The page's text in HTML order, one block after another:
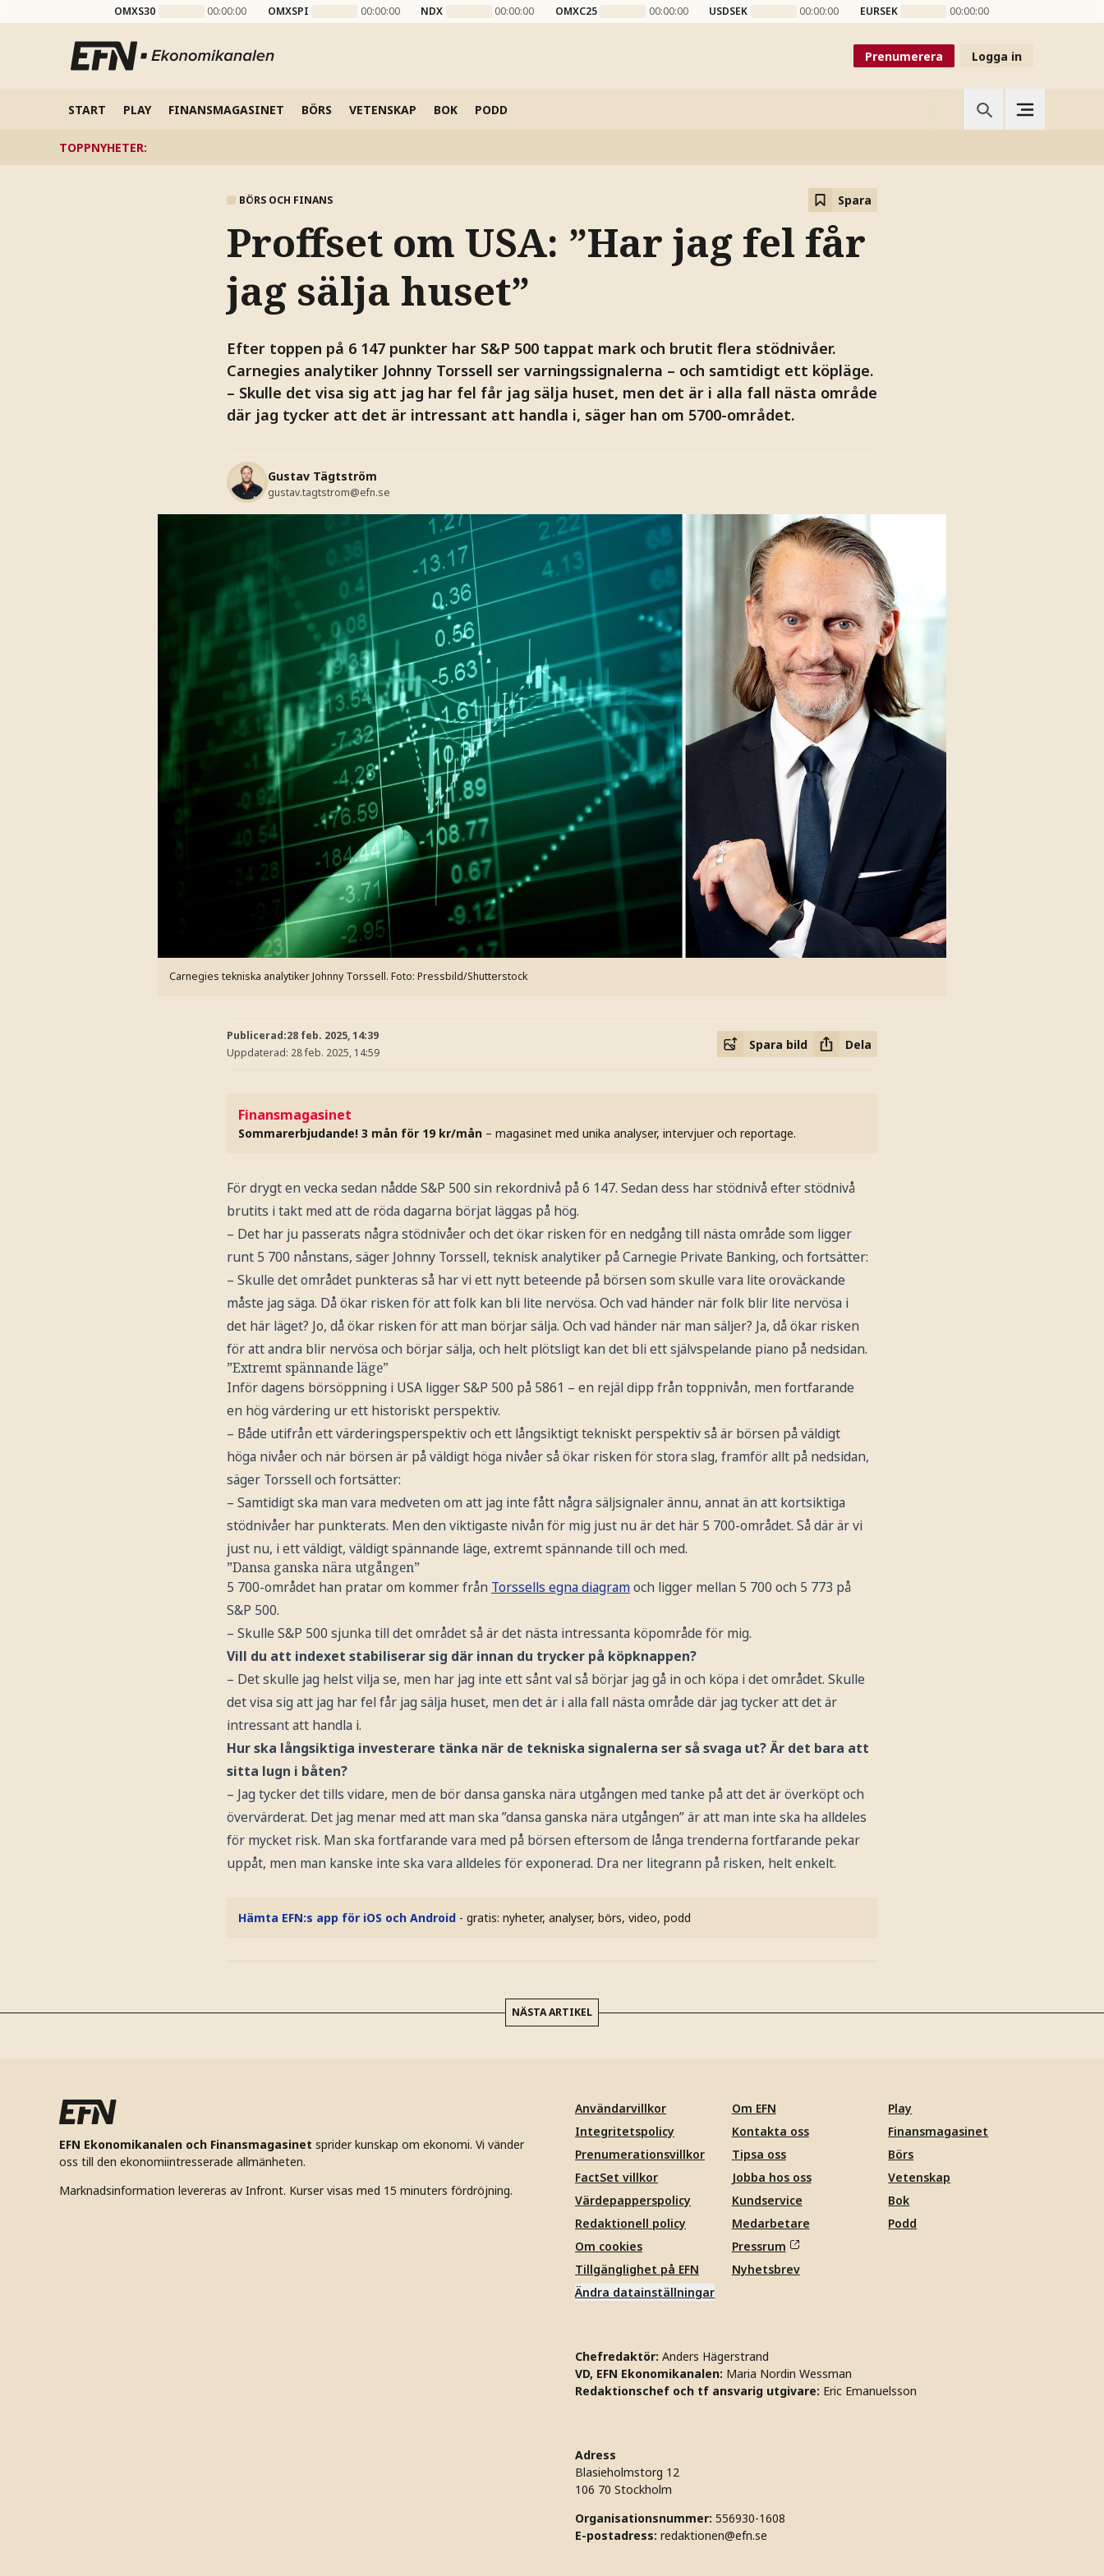
OMXS30 00:00:00 OMXSPI 00:00:00 NDX 00:00:00 OMXC25 00:00:00 USDSEK 00:00:00 EURSEK 00:00:00
Prenumerera Logga in
START PLAY FINANSMAGASINET BÖRS VETENSKAP BOK PODD
TOPPNYHETER:
BÖRS OCH FINANS Spara
Proffset om USA: ”Har jag fel får
jag sälja huset”
Efter toppen på 6 147 punkter har S&P 500 tappat mark och brutit flera stödnivåer.
Carnegies analytiker Johnny Torssell ser varningssignalerna – och samtidigt ett köpläge.
– Skulle det visa sig att jag har fel får jag sälja huset, men det är i alla fall nästa område
där jag tycker att det är intressant att handla i, säger han om 5700-området.
Gustav Tägtström
gustav.tagtstrom@efn.se
Carnegies tekniska analytiker Johnny Torssell. Foto: Pressbild/Shutterstock
Publicerad:28 feb. 2025, 14:39
Uppdaterad: 28 feb. 2025, 14:59
Spara bild Dela
Finansmagasinet
Sommarerbjudande! 3 mån för 19 kr/mån – magasinet med unika analyser, intervjuer och reportage.
För drygt en vecka sedan nådde S&P 500 sin rekordnivå på 6 147. Sedan dess har stödnivå efter stödnivå
brutits i takt med att de röda dagarna börjat läggas på hög.
– Det har ju passerats några stödnivåer och det ökar risken för en nedgång till nästa område som ligger
runt 5 700 nånstans, säger Johnny Torssell, teknisk analytiker på Carnegie Private Banking, och fortsätter:
– Skulle det området punkteras så har vi ett nytt beteende på börsen som skulle vara lite oroväckande
måste jag säga. Då ökar risken för att folk kan bli lite nervösa. Och vad händer när folk blir lite nervösa i
det här läget? Jo, då ökar risken för att man börjar sälja. Och vad händer när man säljer? Ja, då ökar risken
för att andra blir nervösa och börjar sälja, och helt plötsligt kan det bli ett självspelande piano på nedsidan.
”Extremt spännande läge”
Inför dagens börsöppning i USA ligger S&P 500 på 5861 – en rejäl dipp från toppnivån, men fortfarande
en hög värdering ur ett historiskt perspektiv.
– Både utifrån ett värderingsperspektiv och ett långsiktigt tekniskt perspektiv så är börsen på väldigt
höga nivåer och när börsen är på väldigt höga nivåer så ökar risken för stora slag, framför allt på nedsidan,
säger Torssell och fortsätter:
– Samtidigt ska man vara medveten om att jag inte fått några säljsignaler ännu, annat än att kortsiktiga
stödnivåer har punkterats. Men den viktigaste nivån för mig just nu är det här 5 700-området. Så där är vi
just nu, i ett väldigt, väldigt spännande läge, extremt spännande till och med.
”Dansa ganska nära utgången”
5 700-området han pratar om kommer från Torssells egna diagramoch ligger mellan 5 700 och 5 773 på
S&P 500.
– Skulle S&P 500 sjunka till det området så är det nästa intressanta köpområde för mig.
Vill du att indexet stabiliserar sig där innan du trycker på köpknappen?
– Det skulle jag helst vilja se, men har jag inte ett sånt val så börjar jag gå in och köpa i det området. Skulle
det visa sig att jag har fel får jag sälja huset, men det är i alla fall nästa område där jag tycker att det är
intressant att handla i.
Hur ska långsiktiga investerare tänka när de tekniska signalerna ser så svaga ut? Är det bara att
sitta lugn i båten?
– Jag tycker det tills vidare, men de bör dansa ganska nära utgången med tanke på att det är överköpt och
övervärderat. Det jag menar med att man ska ”dansa ganska nära utgången” är att man inte ska ha alldeles
för mycket risk. Man ska fortfarande vara med på börsen eftersom de långa trenderna fortfarande pekar
uppåt, men man kanske inte ska vara alldeles för exponerad. Dra ner litegrann på risken, helt enkelt.
Hämta EFN:s app för iOS och Android - gratis: nyheter, analyser, börs, video, podd
NÄSTA ARTIKEL
EFN Ekonomikanalen och Finansmagasinet sprider kunskap om ekonomi. Vi vänder
oss till den ekonomiintresserade allmänheten.
Marknadsinformation levereras av Infront. Kurser visas med 15 minuters fördröjning.
Användarvillkor
Integritetspolicy
Prenumerationsvillkor
FactSet villkor
Värdepapperspolicy
Redaktionell policy
Om cookies
Tillgänglighet på EFN
Ändra datainställningar
Om EFN
Kontakta oss
Tipsa oss
Jobba hos oss
Kundservice
Medarbetare
Pressrum
Nyhetsbrev
Play
Finansmagasinet
Börs
Vetenskap
Bok
Podd
Chefredaktör: Anders Hägerstrand
VD, EFN Ekonomikanalen: Maria Nordin Wessman
Redaktionschef och tf ansvarig utgivare: Eric Emanuelsson
Adress
Blasieholmstorg 12
106 70 Stockholm
Organisationsnummer: 556930-1608
E-postadress: redaktionen@efn.se